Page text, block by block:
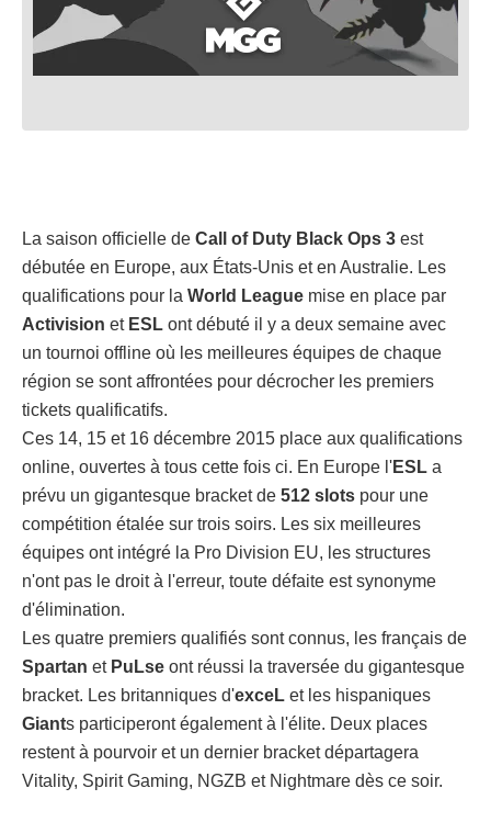
La saison officielle de Call of Duty Black Ops 3 est
débutée en Europe, aux États-Unis et en Australie. Les
qualifications pour la World League mise en place par
Activision et ESL ont débuté il y a deux semaine avec
un tournoi offline où les meilleures équipes de chaque
région se sont affrontées pour décrocher les premiers
tickets qualificatifs.
Ces 14, 15 et 16 décembre 2015 place aux qualifications
online, ouvertes à tous cette fois ci. En Europe l'ESL a
prévu un gigantesque bracket de 512 slots pour une
compétition étalée sur trois soirs. Les six meilleures
équipes ont intégré la Pro Division EU, les structures
n'ont pas le droit à l'erreur, toute défaite est synonyme
d'élimination.
Les quatre premiers qualifiés sont connus, les français de
Spartan et PuLse ont réussi la traversée du gigantesque
bracket. Les britanniques d'exceL et les hispaniques
Giants participeront également à l'élite. Deux places
restent à pourvoir et un dernier bracket départagera
Vitality, Spirit Gaming, NGZB et Nightmare dès ce soir.